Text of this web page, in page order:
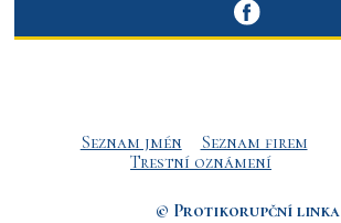
Seznam jmén
Seznam firem
Trestní oznámení
© Protikorupční linka